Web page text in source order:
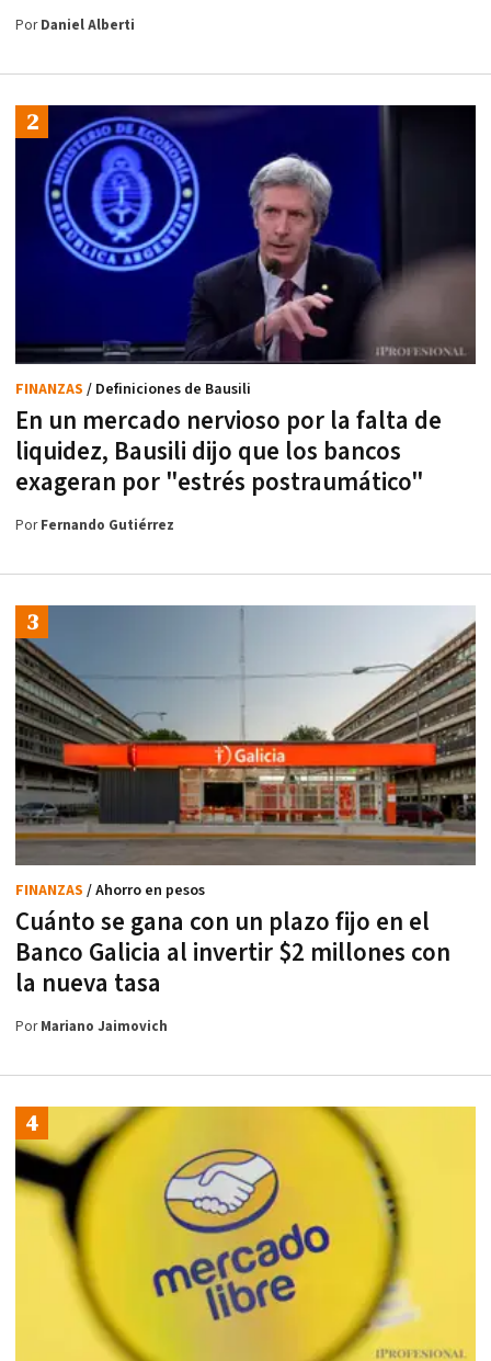
PorDaniel Alberti
En un mercado nervioso por la falta de
liquidez, Bausili dijo que los bancos
exageran por "estrés postraumático"
FINANZAS / Definiciones de Bausili
PorFernando Gutiérrez
Cuánto se gana con un plazo fijo en el
Banco Galicia al invertir $2 millones con
la nueva tasa
FINANZAS / Ahorro en pesos
PorMariano Jaimovich